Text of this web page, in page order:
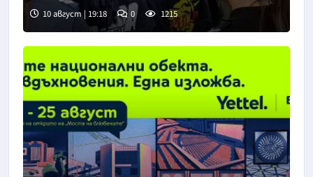
10 август | 19:18 0 1215